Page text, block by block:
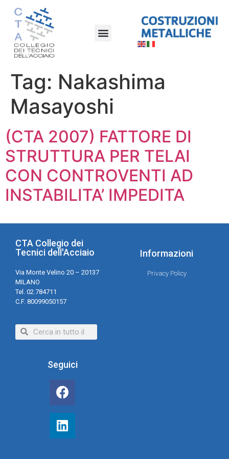
Tag: Nakashima
Masayoshi
(CTA 2007) FATTORE DI
STRUTTURA PER TELAI
CON CONTROVENTI AD
INSTABILITA’ IMPEDITA
CTA Collegio dei
Tecnici dell'Acciaio
Via Monte Velino 20 – 20137
MILANO
Tel. 02.784711
C.F. 80099050157
Informazioni
Privacy Policy
Seguici